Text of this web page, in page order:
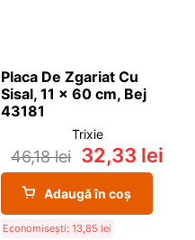
Placa De Zgariat Cu
Sisal, 11 x 60 cm, Bej
43181
Trixie
46,18lei 32,33 lei
Adaugă în coș
Economisești: 13,85 lei